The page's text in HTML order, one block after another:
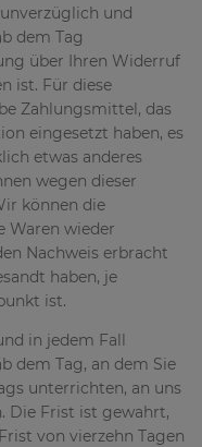
und
dem Tag
über Ihren Widerruf
ist. Für diese
Zahlungsmittel, das
eingesetzt haben, es
etwas anderes
wegen dieser
können die
Waren wieder
Nachweis erbracht
haben, je
ist.
in jedem Fall
dem Tag, an dem Sie
unterrichten, an uns
Die Frist ist gewahrt,
von vierzehn Tagen